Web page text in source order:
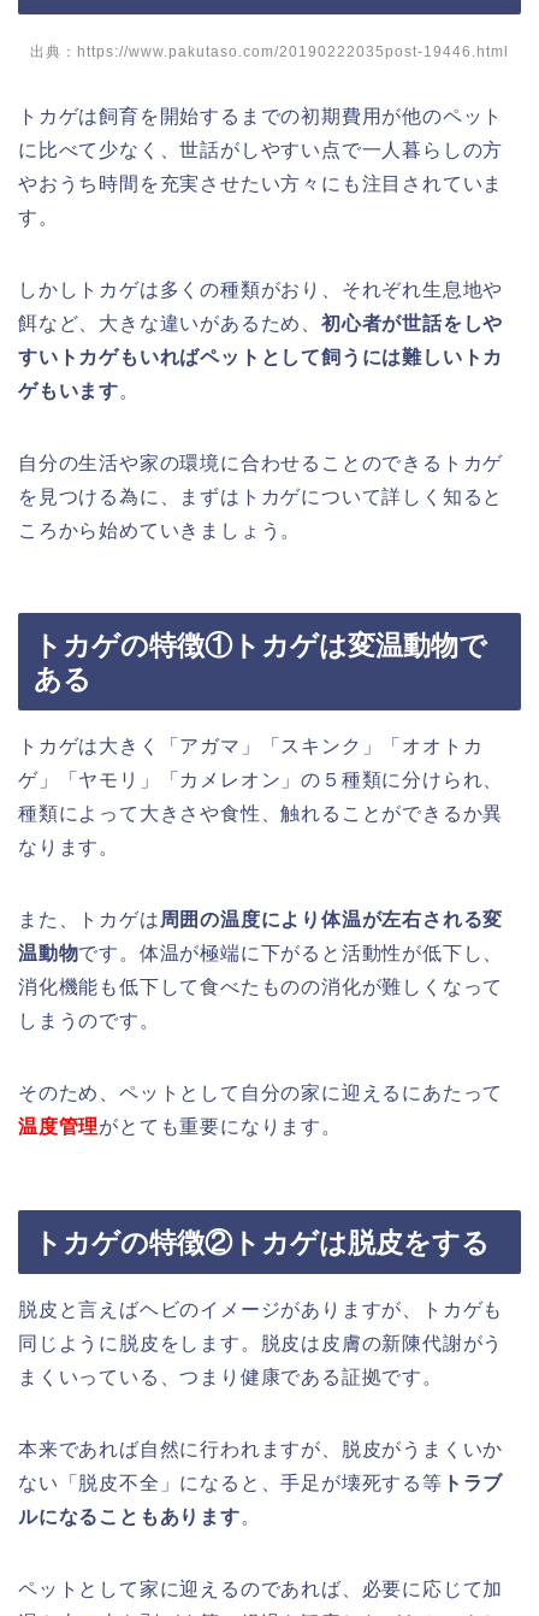
出典：https://www.pakutaso.com/20190222035post-19446.html
トカゲは飼育を開始するまでの初期費用が他のペット
に比べて少なく、世話がしやすい点で一人暮らしの方
やおうち時間を充実させたい方々にも注目されていま
す。
しかしトカゲは多くの種類がおり、それぞれ生息地や
餌など、大きな違いがあるため、 初心者が世話をしや
すいトカゲもいればペットとして飼うには難しいトカ
ゲもいます。
自分の生活や家の環境に合わせることのできるトカゲ
を見つける為に、まずはトカゲについて詳しく知ると
ころから始めていきましょう。
トカゲの特徴①トカゲは変温動物で
ある
トカゲは大きく「アガマ」「スキンク」「オオトカ
ゲ」「ヤモリ」「カメレオン」の５種類に分けられ、
種類によって大きさや食性、触れることができるか異
なります。
また、トカゲは 周囲の温度により体温が左右される変
温動物です。体温が極端に下がると活動性が低下し、
消化機能も低下して食べたものの消化が難しくなって
しまうのです。
そのため、ペットとして自分の家に迎えるにあたって
温度管理がとても重要になります。
トカゲの特徴②トカゲは脱皮をする
脱皮と言えばヘビのイメージがありますが、トカゲも
同じように脱皮をします。脱皮は皮膚の新陳代謝がう
まくいっている、つまり健康である証拠です。
本来であれば自然に行われますが、脱皮がうまくいか
ない「脱皮不全」になると、手足が壊死する等 トラブ
ルになることもあります。
ペットとして家に迎えるのであれば、必要に応じて加